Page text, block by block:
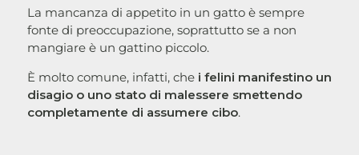
La mancanza di appetito in un gatto è sempre
fonte di preoccupazione, soprattutto se a non
mangiare è un gattino piccolo.
È molto comune, infatti, che i felini manifestino un
disagio o uno stato di malessere smettendo
completamente di assumere cibo.